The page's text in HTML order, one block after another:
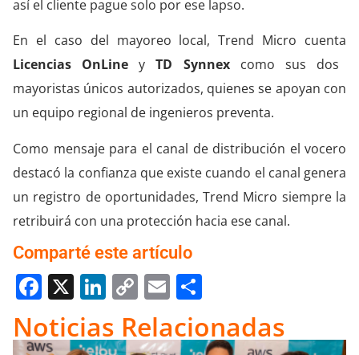
así el cliente pague solo por ese lapso.
En el caso del mayoreo local, Trend Micro cuenta
Licencias OnLine yTD Synnexcomo sus dos
mayoristas únicos autorizados, quienes se apoyan con
un equipo regional de ingenieros preventa.
Como mensaje para el canal de distribución el vocero
destacó la confianza que existe cuando el canal genera
un registro de oportunidades, Trend Micro siempre la
retribuirá con una protección hacia ese canal.
Comparté este artículo
Facebook
X LinkedIn
Copy
Link
Email
Noticias Relacionadas